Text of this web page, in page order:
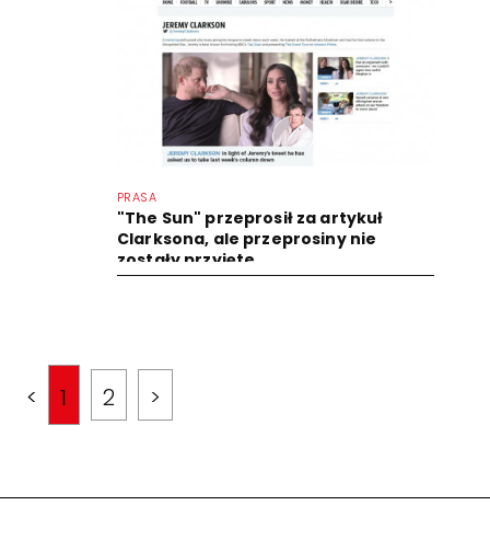
PRASA
"The Sun" przeprosił za artykuł
Clarksona, ale przeprosiny nie
zostały przyjęte
< 1 2 >